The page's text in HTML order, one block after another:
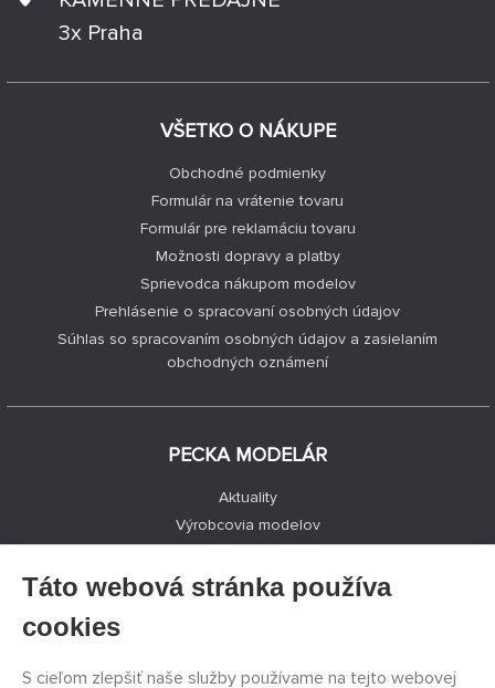
VŠETKO O NÁKUPE
Obchodné podmienky
Formulár na vrátenie tovaru
Formulár pre reklamáciu tovaru
Možnosti dopravy a platby
Sprievodca nákupom modelov
Prehlásenie o spracovaní osobných údajov
Súhlas so spracovaním osobných údajov a zasielaním
obchodných oznámení
PECKA MODELÁR
Aktuality
Výrobcovia modelov
Kontakty
3x Praha
Táto webová stránka používa
cookies
S cieľom zlepšiť naše služby používame na tejto webovej